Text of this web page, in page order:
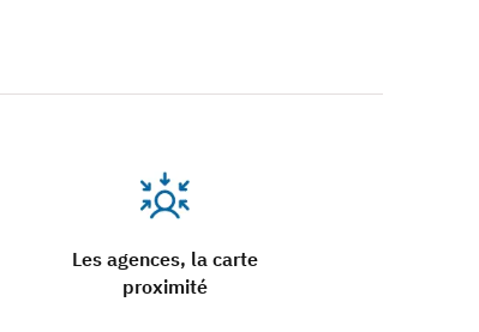
Les agences, la carte
proximité